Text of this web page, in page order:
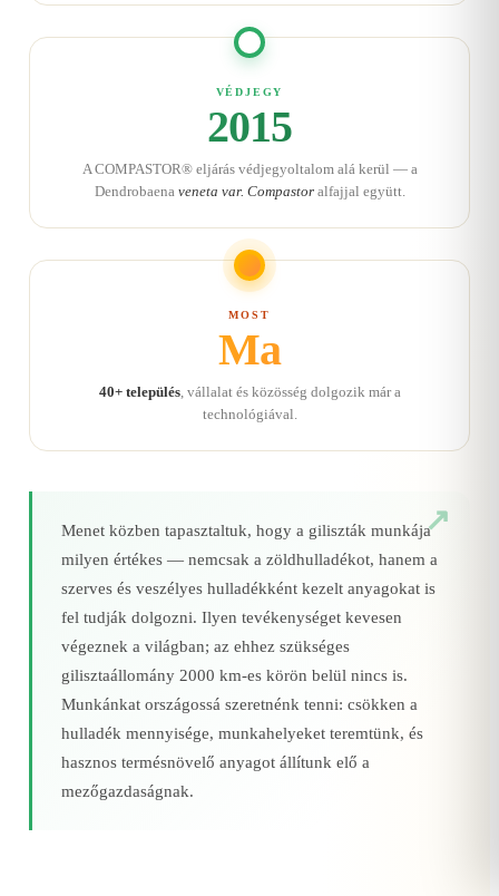
VÉDJEGY
2015
A COMPASTOR® eljárás védjegyoltalom alá kerül — a
Dendrobaena veneta var. Compastoralfajjal együtt.
MOST
Ma
40+ település, vállalat és közösség dolgozik már a
technológiával.
Menet közben tapasztaltuk, hogy a giliszták munkája
milyen értékes — nemcsak a zöldhulladékot, hanem a
szerves és veszélyes hulladékként kezelt anyagokat is
fel tudják dolgozni. Ilyen tevékenységet kevesen
végeznek a világban; az ehhez szükséges
gilisztaállomány 2000 km‑es körön belül nincs is.
Munkánkat országossá szeretnénk tenni: csökken a
hulladék mennyisége, munkahelyeket teremtünk, és
hasznos termésnövelő anyagot állítunk elő a
mezőgazdaságnak.